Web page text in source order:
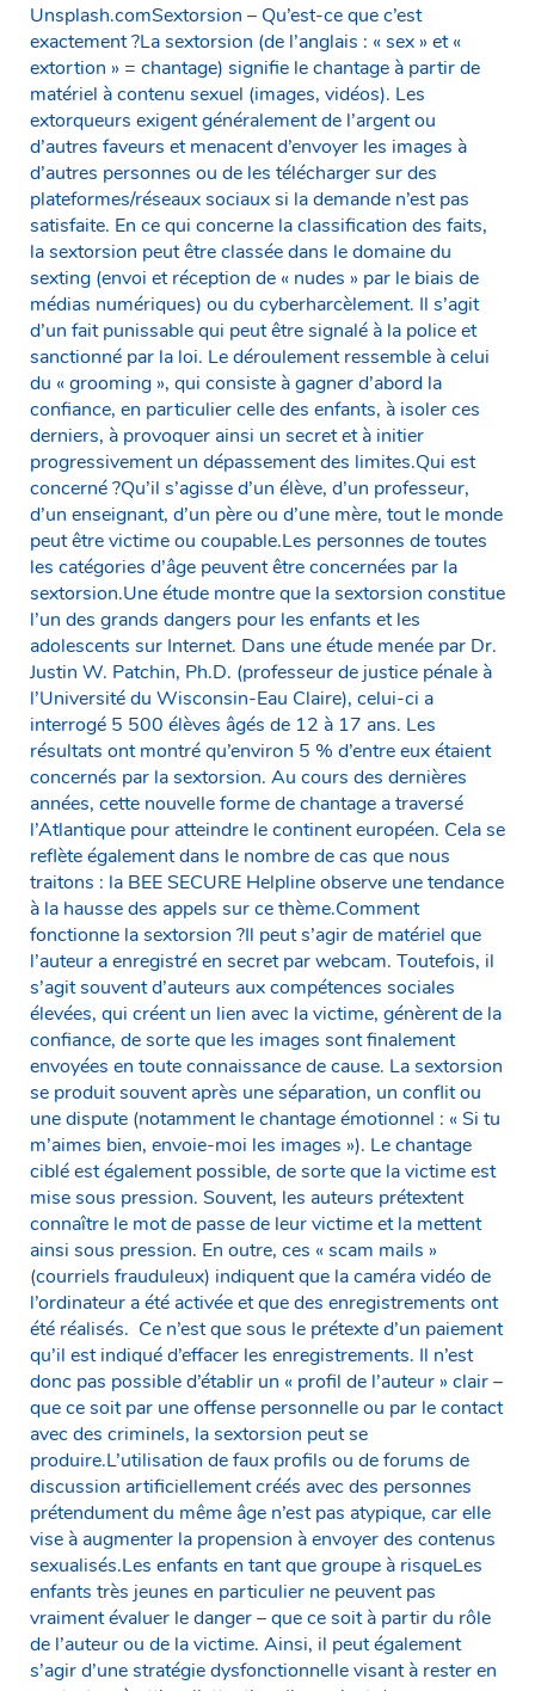
Unsplash.comSextorsion – Qu’est-ce que c’est
exactement ?La sextorsion (de l’anglais : « sex » et «
extortion » = chantage) signifie le chantage à partir de
matériel à contenu sexuel (images, vidéos). Les
extorqueurs exigent généralement de l’argent ou
d’autres faveurs et menacent d’envoyer les images à
d’autres personnes ou de les télécharger sur des
plateformes/réseaux sociaux si la demande n’est pas
satisfaite. En ce qui concerne la classification des faits,
la sextorsion peut être classée dans le domaine du
sexting (envoi et réception de « nudes » par le biais de
médias numériques) ou du cyberharcèlement. Il s’agit
d’un fait punissable qui peut être signalé à la police et
sanctionné par la loi. Le déroulement ressemble à celui
du « grooming », qui consiste à gagner d’abord la
confiance, en particulier celle des enfants, à isoler ces
derniers, à provoquer ainsi un secret et à initier
progressivement un dépassement des limites.Qui est
concerné ?Qu’il s’agisse d’un élève, d’un professeur,
d’un enseignant, d’un père ou d’une mère, tout le monde
peut être victime ou coupable.Les personnes de toutes
les catégories d’âge peuvent être concernées par la
sextorsion.Une étude montre que la sextorsion constitue
l’un des grands dangers pour les enfants et les
adolescents sur Internet. Dans une étude menée par Dr.
Justin W. Patchin, Ph.D. (professeur de justice pénale à
l’Université du Wisconsin-Eau Claire), celui-ci a
interrogé 5 500 élèves âgés de 12 à 17 ans. Les
résultats ont montré qu’environ 5 % d’entre eux étaient
concernés par la sextorsion. Au cours des dernières
années, cette nouvelle forme de chantage a traversé
l’Atlantique pour atteindre le continent européen. Cela se
reflète également dans le nombre de cas que nous
traitons : la BEE SECURE Helpline observe une tendance
à la hausse des appels sur ce thème.Comment
fonctionne la sextorsion ?Il peut s’agir de matériel que
l’auteur a enregistré en secret par webcam. Toutefois, il
s’agit souvent d’auteurs aux compétences sociales
élevées, qui créent un lien avec la victime, génèrent de la
confiance, de sorte que les images sont finalement
envoyées en toute connaissance de cause. La sextorsion
se produit souvent après une séparation, un conflit ou
une dispute (notamment le chantage émotionnel : « Si tu
m’aimes bien, envoie-moi les images »). Le chantage
ciblé est également possible, de sorte que la victime est
mise sous pression. Souvent, les auteurs prétextent
connaître le mot de passe de leur victime et la mettent
ainsi sous pression. En outre, ces « scam mails »
(courriels frauduleux) indiquent que la caméra vidéo de
l’ordinateur a été activée et que des enregistrements ont
été réalisés. Ce n’est que sous le prétexte d’un paiement
qu’il est indiqué d’effacer les enregistrements. Il n’est
donc pas possible d’établir un « profil de l’auteur » clair –
que ce soit par une offense personnelle ou par le contact
avec des criminels, la sextorsion peut se
produire.L’utilisation de faux profils ou de forums de
discussion artificiellement créés avec des personnes
prétendument du même âge n’est pas atypique, car elle
vise à augmenter la propension à envoyer des contenus
sexualisés.Les enfants en tant que groupe à risqueLes
enfants très jeunes en particulier ne peuvent pas
vraiment évaluer le danger – que ce soit à partir du rôle
de l’auteur ou de la victime. Ainsi, il peut également
s’agir d’une stratégie dysfonctionnelle visant à rester en